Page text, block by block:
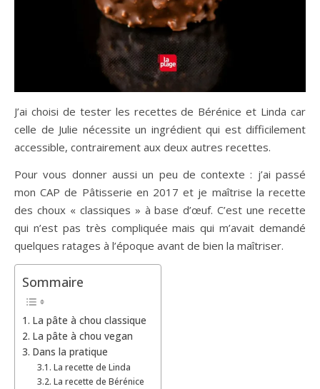
J’ai choisi de tester les recettes de Bérénice et Linda car
celle de Julie nécessite un ingrédient qui est difficilement
accessible, contrairement aux deux autres recettes.
Pour vous donner aussi un peu de contexte : j’ai passé
mon CAP de Pâtisserie en 2017 et je maîtrise la recette
des choux « classiques » à base d’œuf. C’est une recette
qui n’est pas très compliquée mais qui m’avait demandé
quelques ratages à l’époque avant de bien la maîtriser.
Sommaire
La pâte à chou classique
La pâte à chou vegan
Dans la pratique
La recette de Linda
La recette de Bérénice